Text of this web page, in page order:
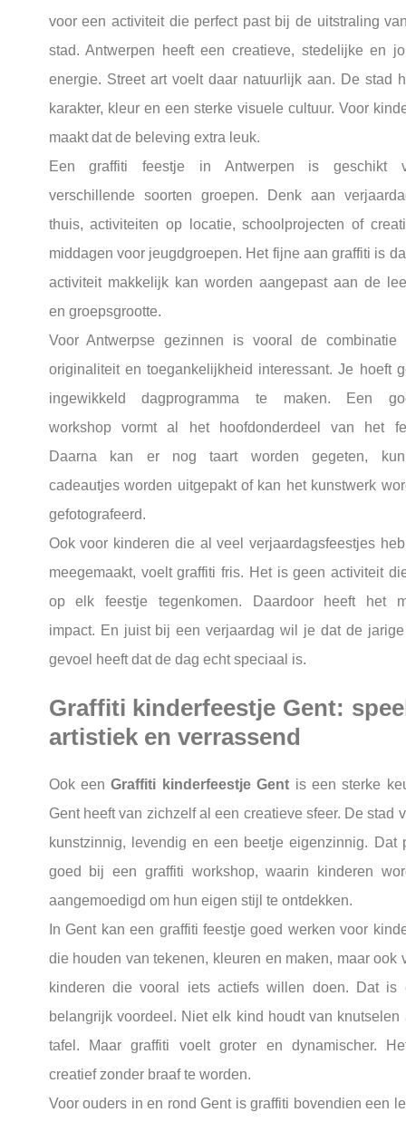
voor een activiteit die perfect past bij de uitstraling
stad. Antwerpen heeft een creatieve, stedelijke en
energie. Street art voelt daar natuurlijk aan. De stad
karakter, kleur en een sterke visuele cultuur. Voor
maakt dat de beleving extra leuk.
Een graffiti feestje in Antwerpen is geschikt
verschillende soorten groepen. Denk aan
thuis, activiteiten op locatie, schoolprojecten of
middagen voor jeugdgroepen. Het fijne aan graffiti is
activiteit makkelijk kan worden aangepast aan de
en groepsgrootte.
Voor Antwerpse gezinnen is vooral de combinatie
originaliteit en toegankelijkheid interessant. Je hoeft
ingewikkeld dagprogramma te maken. Een
workshop vormt al het hoofdonderdeel van het
Daarna kan er nog taart worden gegeten,
cadeautjes worden uitgepakt of kan het kunstwerk
gefotografeerd.
Ook voor kinderen die al veel verjaardagsfeestjes
meegemaakt, voelt graffiti fris. Het is geen activiteit
op elk feestje tegenkomen. Daardoor heeft het
impact. En juist bij een verjaardag wil je dat de
gevoel heeft dat de dag echt speciaal is.
Graffiti kinderfeestje Gent:
artistiek en verrassend
Ook eenGraffiti kinderfeestje Gent is een sterke
Gent heeft van zichzelf al een creatieve sfeer. De stad
kunstzinnig, levendig en een beetje eigenzinnig. Dat
goed bij een graffiti workshop, waarin kinderen
aangemoedigd om hun eigen stijl te ontdekken.
In Gent kan een graffiti feestje goed werken voor
die houden van tekenen, kleuren en maken, maar ook
kinderen die vooral iets actiefs willen doen. Dat is
belangrijk voordeel. Niet elk kind houdt van knutselen
tafel. Maar graffiti voelt groter en dynamischer.
creatief zonder braaf te worden.
Voor ouders in en rond Gent is graffiti bovendien een